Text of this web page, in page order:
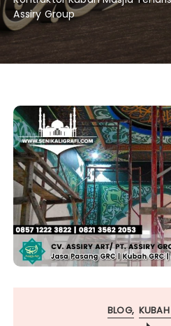
Assiry Group
BLOG